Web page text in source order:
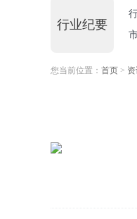
行业纪要
您当前位置： 首页 >